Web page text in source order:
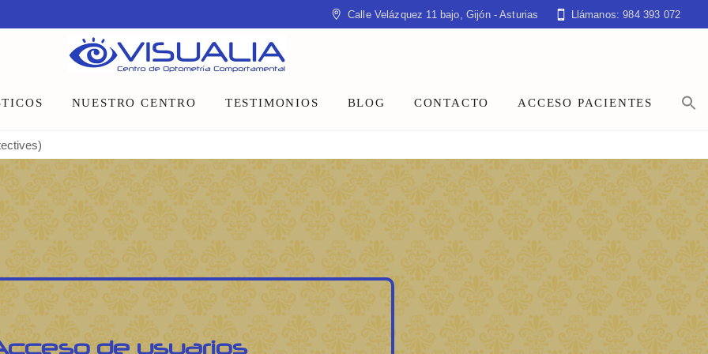
Calle Velázquez 11 bajo, Gijón - Asturias Llámanos: 984 393 072
NUESTRO CENTRO
Equipo
Instalaciones
Talleres y charlas
TESTIMONIOS BLOG CONTACTO ACCESO PACIENTES
de usuarios